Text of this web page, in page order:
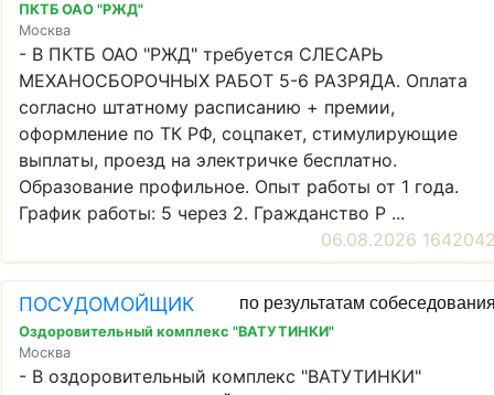
ПКТБ ОАО "РЖД"
Москва
- В ПКТБ ОАО "РЖД" требуется СЛЕСАРЬ
МЕХАНОСБОРОЧНЫХ РАБОТ 5-6 РАЗРЯДА. Оплата
согласно штатному расписанию + премии,
оформление по ТК РФ, соцпакет, стимулирующие
выплаты, проезд на электричке бесплатно.
Образование профильное. Опыт работы от 1 года.
График работы: 5 через 2. Гражданство Р ...
06.08.2026
ПОСУДОМОЙЩИК по результатам
Оздоровительный комплекс "ВАТУТИНКИ"
Москва
- В оздоровительный комплекс "ВАТУТИНКИ"